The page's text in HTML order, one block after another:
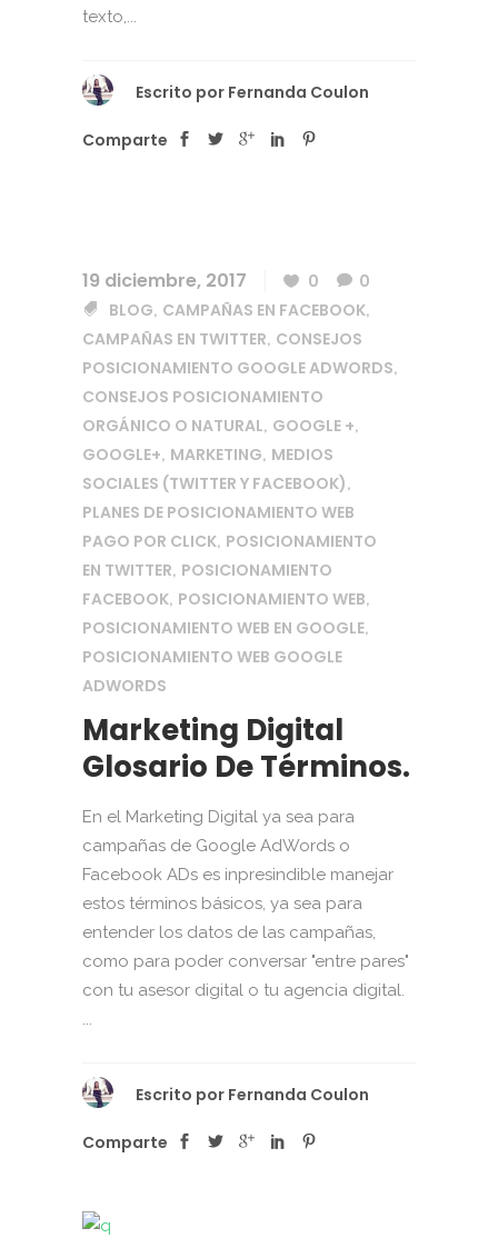
texto,...
Escrito por Fernanda Coulon
Comparte
19 diciembre, 2017 0
0
BLOG, CAMPAÑAS EN FACEBOOK,
CAMPAÑAS EN TWITTER, CONSEJOS
POSICIONAMIENTO GOOGLE ADWORDS,
CONSEJOS POSICIONAMIENTO
ORGÁNICO O NATURAL, GOOGLE +,
GOOGLE+, MARKETING, MEDIOS
SOCIALES (TWITTER Y FACEBOOK),
PLANES DE POSICIONAMIENTO WEB
PAGO POR CLICK, POSICIONAMIENTO
EN TWITTER, POSICIONAMIENTO
FACEBOOK, POSICIONAMIENTO WEB,
POSICIONAMIENTO WEB EN GOOGLE,
POSICIONAMIENTO WEB GOOGLE
ADWORDS
Marketing Digital
Glosario De Términos.
En el Marketing Digital ya sea para
campañas de Google AdWords o
Facebook ADs es inpresindible manejar
estos términos básicos, ya sea para
entender los datos de las campañas,
como para poder conversar "entre pares"
con tu asesor digital o tu agencia digital.
...
Escrito por Fernanda Coulon
Comparte